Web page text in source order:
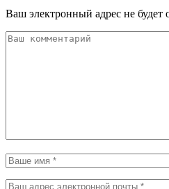
Ваш электронный адрес не будет